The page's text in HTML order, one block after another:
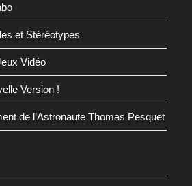
et Stéréotypes
Vidéo
Version !
de l’Astronaute Thomas Pesquet